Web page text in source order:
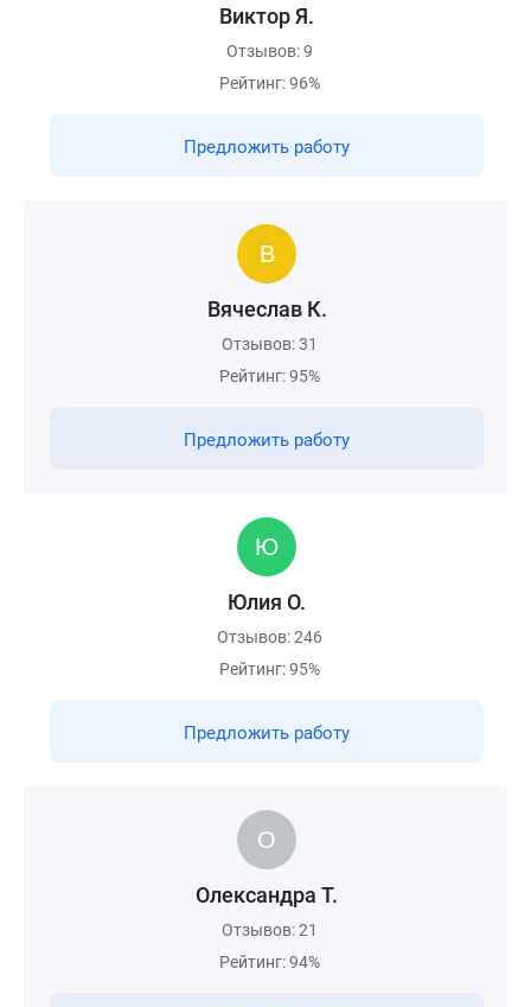
Виктор Я.
Отзывов: 9
Рейтинг: 96%
Предложить работу
Вячеслав К.
Отзывов: 31
Рейтинг: 95%
Предложить работу
Юлия О.
Отзывов: 246
Рейтинг: 95%
Предложить работу
Олександра Т.
Отзывов: 21
Рейтинг: 94%